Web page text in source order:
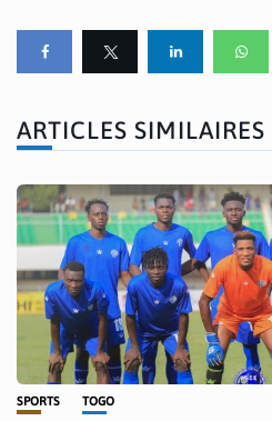
ARTICLES SIMILAIRES
SPORTS TOGO